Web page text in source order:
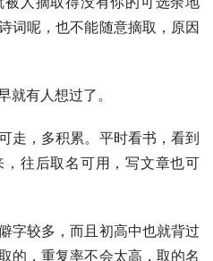
词呢，也不能随意摘取，原因
有人想过了。
走，多积累。平时看书，看到
往后取名可用，写文章也可
字较多，而且初高中也就背过
的，重复率不会太高，取的名